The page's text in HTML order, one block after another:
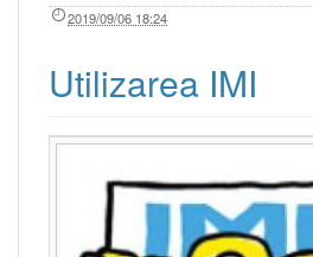
2019/09/06 18:24
Utilizarea IMI